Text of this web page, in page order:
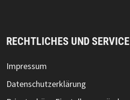
RECHTLICHES UND SERVICE
Impressum
Datenschutzerklärung